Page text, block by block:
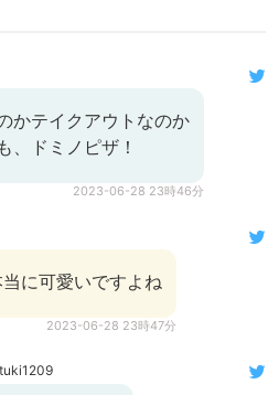
かテイクアウトなのか
、ドミノピザ！
2023-06-28 23時46分
に可愛いですよね
2023-06-28 23時47分